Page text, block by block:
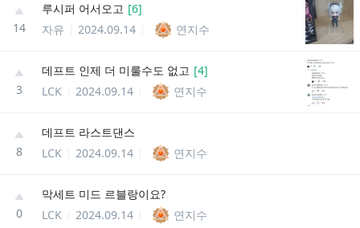
14
루시퍼 어서오고 [6]
자유
2024.09.14 연지수
3
데프트 인제 더 미룰수도 없고 [4]
LCK
2024.09.14 연지수
8
데프트 라스트댄스
LCK
2024.09.14 연지수
0
막세트 미드 르블랑이요?
LCK
2024.09.14 연지수